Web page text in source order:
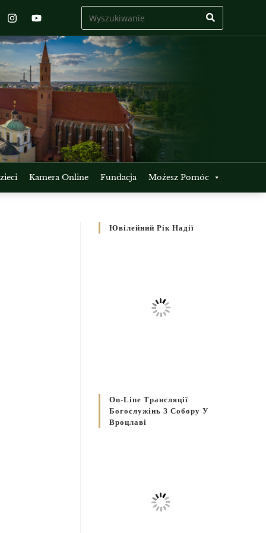
Kamera Online Fundacja Możesz Pomóc
Ювілейний Рік Надії
On-Line Трансляції
Богослужінь З Собору У
Вроцлаві